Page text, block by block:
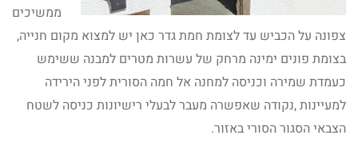
ממשיכים
צפונה על הכביש עד לצומת חמת גדר כאן יש למצוא מקום חנייה,
בצומת פונים ימינה מרחק של עשרות מטרים למבנה ששימש
כעמדת שמירה וכניסה למחנה אל חמה הסורית לפני הירידה
למעיינות ,נקודה שאפשרה מעבר לבעלי רישיונות כניסה לשטח
הצבאי הסגור הסורי באזור.